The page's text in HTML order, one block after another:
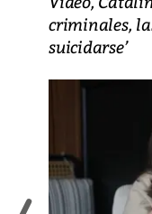
criminales,
suicidarse’